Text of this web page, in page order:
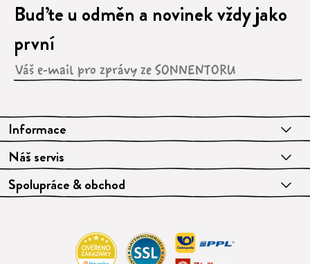
Informace
Náš servis
Spolupráce & obchod
Buďte u odměn a novinek vždy jako
první